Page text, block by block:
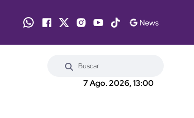
7 Ago. 2026, 13:00